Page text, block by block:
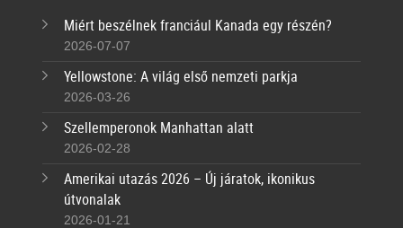
Miért beszélnek franciául Kanada egy részén?
2026-07-07
Yellowstone: A világ első nemzeti parkja
2026-03-26
Szellemperonok Manhattan alatt
2026-02-28
Amerikai utazás 2026 – Új járatok, ikonikus
útvonalak
2026-01-21